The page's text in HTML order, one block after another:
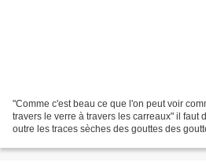
"Comme c'est beau ce que l'on peut voir
travers le verre à travers les carreaux" il faut
outre les traces sèches des gouttes des